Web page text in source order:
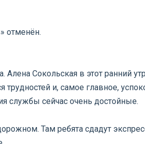
отменён.
Сокольская в этот ранний
и, самое главное,
службы сейчас очень достойные.
Там ребята сдадут